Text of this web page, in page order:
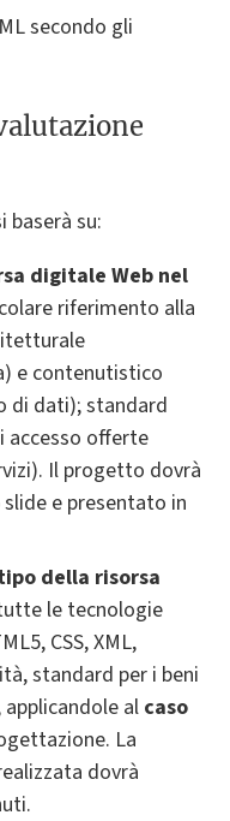
secondo gli
baserà su:
digitale Web nel
riferimento alla
e contenutistico
di dati); standard
offerte
Il progetto dovrà
e presentato in
della risorsa
le tecnologie
CSS, XML,
standard per i beni
alcaso
La
dovrà